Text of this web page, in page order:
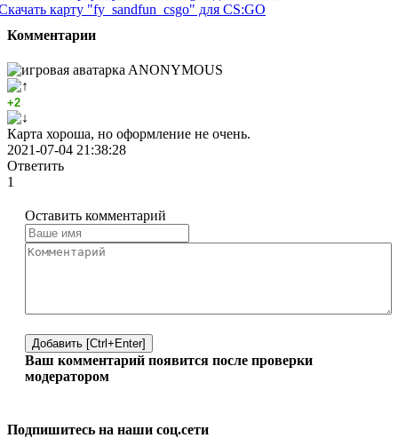
карту "fy_sandfun_csgo" для CS:GO
Комментарии
ANONYMOUS
+2
Карта хороша, но оформление не очень.
2021-07-04 21:38:28
Ответить
1
Оставить комментарий
Добавить [Ctrl+Enter]
Ваш комментарий появится после проверки
модератором
Подпишитесь на наши соц.сети